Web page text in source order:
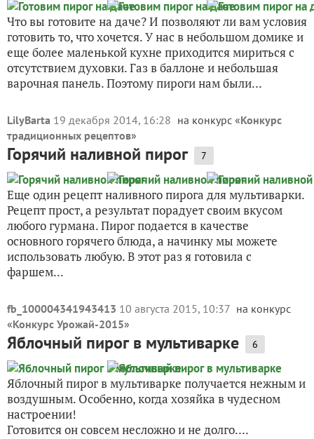
Что вы готовите на даче? И позволяют ли вам условия
готовить то, что хочется. У нас в небольшом домике и
еще более маленькой кухне приходится мириться с
отсутствием духовки. Газ в баллоне и небольшая
варочная панель. Поэтому пироги нам были...
LilyBarta 19 декабря 2014, 16:28 на конкурс «Конкурс
традиционных рецептов»
Горячий наливной пирог 7
Еще один рецепт наливного пирога для мультиварки.
Рецепт прост, а результат порадует своим вкусом
любого гурмана. Пирог подается в качестве
основного горячего блюда, а начинку мы можете
использовать любую. В этот раз я готовила с
фаршем...
fb_100004341943413 10 августа 2015, 10:37 на конкурс
«Конкурс Урожай-2015»
Яблочный пирог в мультиварке 6
Яблочный пирог в мультиварке получается нежным и
воздушным. Особенно, когда хозяйка в чудесном
настроении!
Готовится он совсем несложно и не долго....